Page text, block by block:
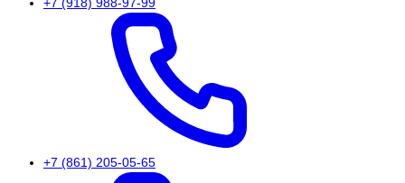
+7 (861) 205-05-65